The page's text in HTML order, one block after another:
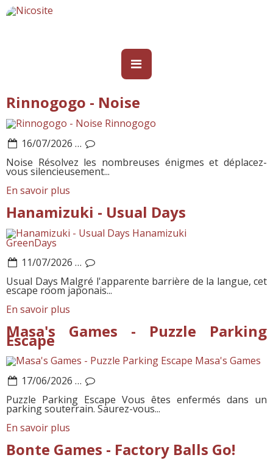
Rinnogogo - Noise
Rinnogogo
16/07/2026 …
Noise Résolvez les nombreuses énigmes et déplacez-
vous silencieusement...
En savoir plus
Hanamizuki - Usual Days
Hanamizuki
GreenDays
11/07/2026 …
Usual Days Malgré l'apparente barrière de la langue, cet
escape room japonais...
En savoir plus
Masa's Games - Puzzle Parking
Escape
Masa's Games
17/06/2026 …
Puzzle Parking Escape Vous êtes enfermés dans un
parking souterrain. Saurez-vous...
En savoir plus
Bonte Games - Factory Balls Go!